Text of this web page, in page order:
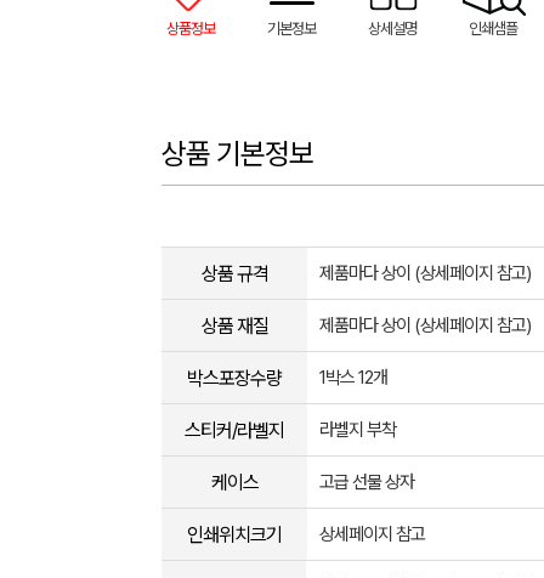
상품정보 기본정보 상세설명 인쇄샘플
상품 기본정보
상품 규격 제품마다 상이 (상세페이지 참고)
상품 재질 제품마다 상이 (상세페이지 참고)
박스포장수량 1박스 12개
스티커/라벨지 라벨지 부착
케이스 고급 선물 상자
인쇄위치크기 상세페이지 참고